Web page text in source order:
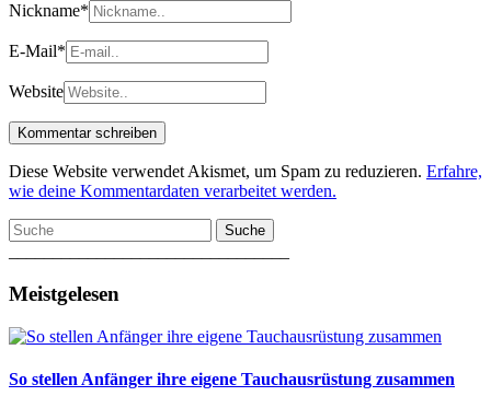
Nickname*
E-Mail*
Website
Diese Website verwendet Akismet, um Spam zu reduzieren. Erfahre,
wie deine Kommentardaten verarbeitet werden.
Suche
Meistgelesen
So stellen Anfänger ihre eigene Tauchausrüstung zusammen